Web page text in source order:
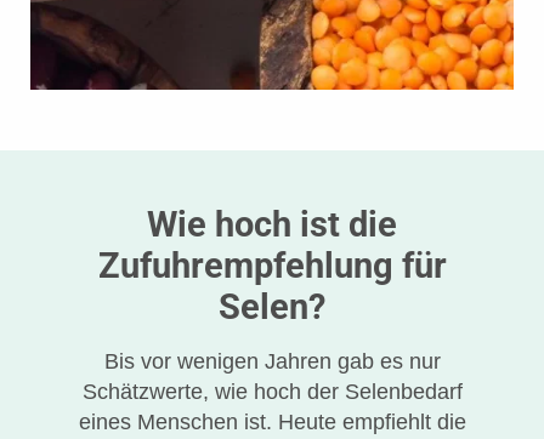
Wie hoch ist die
Zufuhrempfehlung für
Selen?
Bis vor wenigen Jahren gab es nur
Schätzwerte, wie hoch der Selenbedarf
eines Menschen ist. Heute empfiehlt die